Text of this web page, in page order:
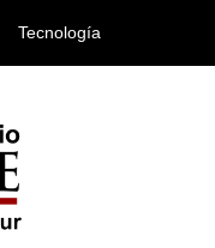
Tecnología